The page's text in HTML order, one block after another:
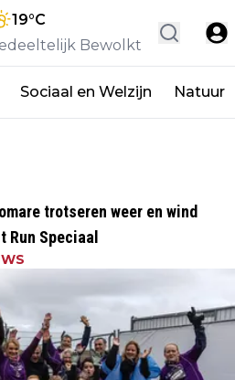
19°C
Bewolkt
Sociaal en Welzijn Natuur
trotseren weer en wind
Speciaal